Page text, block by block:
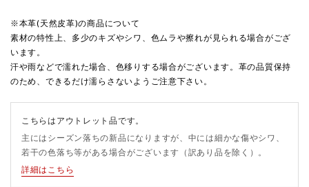
※本革(天然皮革)の商品について
素材の特性上、多少のキズやシワ、色ムラや擦れが見られる場合がござ
います。
汗や雨などで濡れた場合、色移りする場合がございます。革の品質保持
のため、できるだけ濡らさないようご注意下さい。
こちらはアウトレット品です。
主にはシーズン落ちの新品になりますが、中には細かな傷やシワ、
若干の色落ち等がある場合がございます（訳あり品を除く）。
詳細はこちら